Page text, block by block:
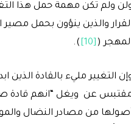
ولم تكن مهمة حمل هذا
والذين ينؤون بحمل
(
[10]
).
التغيير مليء بالقادة
عن ويغل “انهم قادة
من مصادر النضال